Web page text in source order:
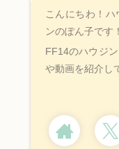
こんにちわ！
ンのぽん子です！
FF14のハウジ
や動画を紹介し